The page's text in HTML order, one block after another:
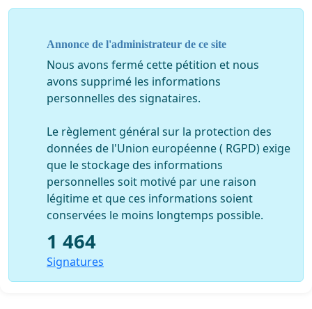
Annonce de l'administrateur de ce site
Nous avons fermé cette pétition et nous
avons supprimé les informations
personnelles des signataires.
Le règlement général sur la protection des
données de l'Union européenne ( RGPD) exige
que le stockage des informations
personnelles soit motivé par une raison
légitime et que ces informations soient
conservées le moins longtemps possible.
1 464
Signatures